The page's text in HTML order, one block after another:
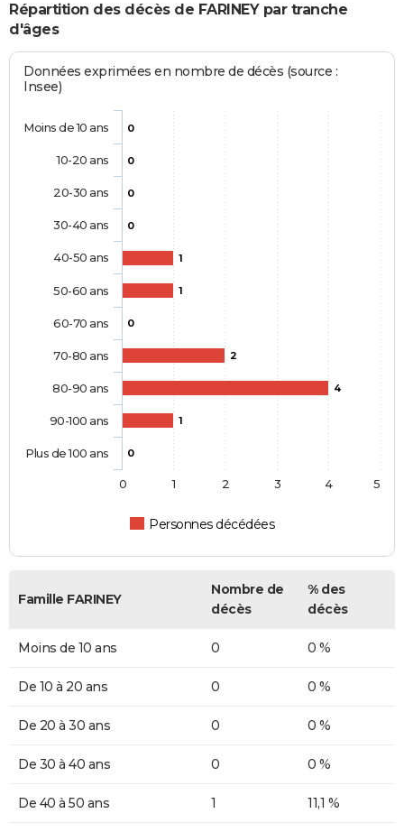
Répartition des décès de FARINEY par tranche
d'âges
Données exprimées en nombre de décès (source :
Insee)
0
0
0
0
1
1
0
2
4
1
0
Personnes décédées
Moins de 10 ans
10-20 ans
20-30 ans
30-40 ans
40-50 ans
50-60 ans
60-70 ans
70-80 ans
80-90 ans
90-100 ans
Plus de 100 ans
0 1 2 3 4 5
Famille FARINEY
Nombre de
décès
% des
décès
Moins de 10 ans 0 0 %
De 10 à 20 ans 0 0 %
De 20 à 30 ans 0 0 %
De 30 à 40 ans 0 0 %
De 40 à 50 ans 1 11,1 %